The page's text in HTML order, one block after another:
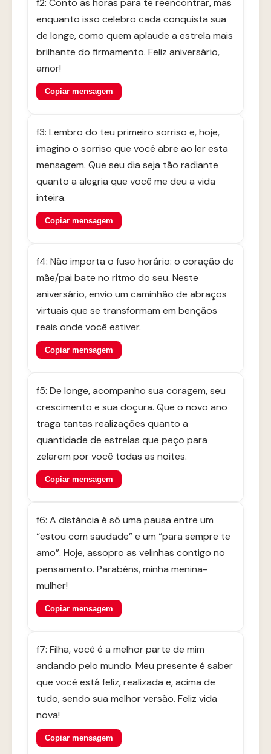
f2: Conto as horas para te reencontrar, mas
enquanto isso celebro cada conquista sua
de longe, como quem aplaude a estrela mais
brilhante do firmamento. Feliz aniversário,
amor!
Copiar mensagem
f3: Lembro do teu primeiro sorriso e, hoje,
imagino o sorriso que você abre ao ler esta
mensagem. Que seu dia seja tão radiante
quanto a alegria que você me deu a vida
inteira.
Copiar mensagem
f4: Não importa o fuso horário: o coração de
mãe/pai bate no ritmo do seu. Neste
aniversário, envio um caminhão de abraços
virtuais que se transformam em bençãos
reais onde você estiver.
Copiar mensagem
f5: De longe, acompanho sua coragem, seu
crescimento e sua doçura. Que o novo ano
traga tantas realizações quanto a
quantidade de estrelas que peço para
zelarem por você todas as noites.
Copiar mensagem
f6: A distância é só uma pausa entre um
“estou com saudade” e um “para sempre te
amo”. Hoje, assopro as velinhas contigo no
pensamento. Parabéns, minha menina-
mulher!
Copiar mensagem
f7: Filha, você é a melhor parte de mim
andando pelo mundo. Meu presente é saber
que você está feliz, realizada e, acima de
tudo, sendo sua melhor versão. Feliz vida
nova!
Copiar mensagem